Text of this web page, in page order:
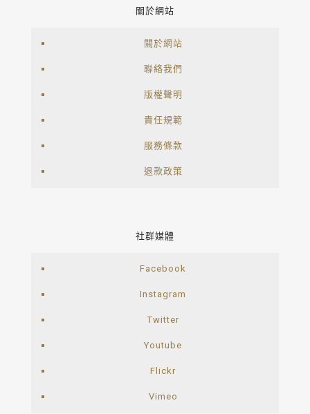
關於網站
關於網站
聯絡我們
版權聲明
責任規範
服務條款
退款政策
社群媒體
Facebook
Instagram
Twitter
Youtube
Flickr
Vimeo